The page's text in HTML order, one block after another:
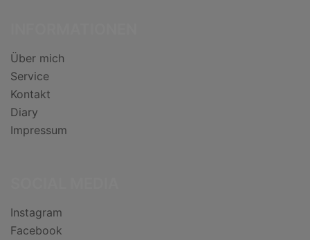
Über mich
Service
Kontakt
Diary
Impressum
Instagram
Facebook